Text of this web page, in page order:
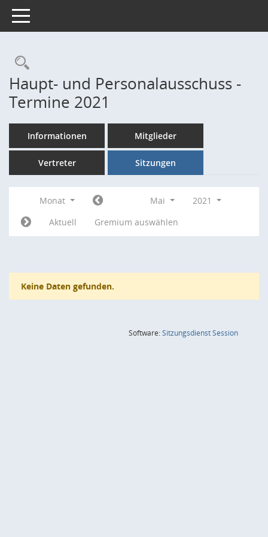
Toggle navigation
Rechercheauswahl
Haupt- und Personalausschuss -
Termine 2021
Informationen Mitglieder
Vertreter Sitzungen
Monat Mai
2021
Aktuell
Gremium auswählen
Keine Daten gefunden.
Software:SitzungsdienstSession(Wird in